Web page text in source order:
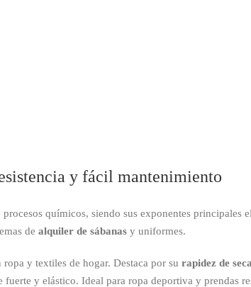
y fácil mantenimiento
procesos químicos, siendo sus exponentes
de alquiler de sábanas y uniformes.
y textiles de hogar. Destaca por su rapidez de
fuerte y elástico. Ideal para ropa deportiva y prendas